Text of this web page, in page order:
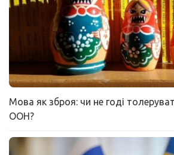
Мова як зброя: чи не годі
ООН?